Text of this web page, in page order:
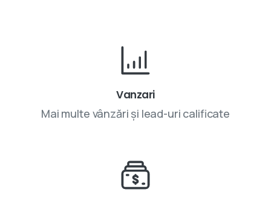
Vanzari
Mai multe vânzări și lead-uri calificate